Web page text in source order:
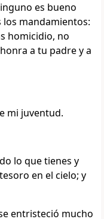
es bueno
los mandamientos:
homicidio, no
a tu padre y a
mi juventud.
lo que tienes y
en el cielo; y
entristeció mucho